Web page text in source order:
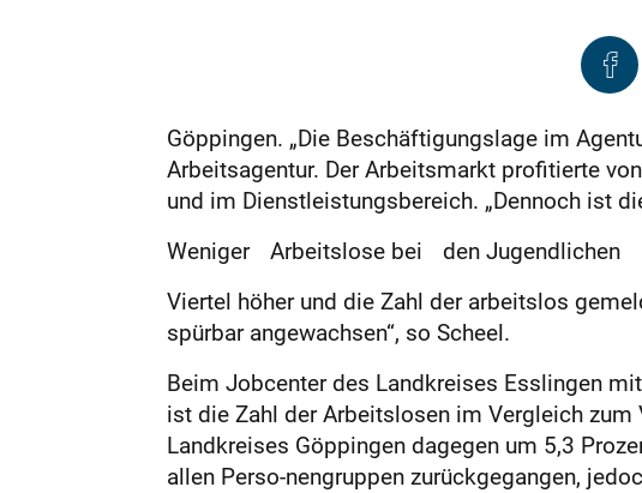
Göppingen. „Die Beschäftigungslage im
Arbeitsagentur. Der Arbeitsmarkt profitierte
und im Dienstleistungsbereich. „Dennoch ist
Weniger Arbeitslose bei den Jugendlichen
Viertel höher und die Zahl der arbeitslos
spürbar angewachsen“, so Scheel.
Beim Jobcenter des Landkreises Esslingen
ist die Zahl der Arbeitslosen im Vergleich
Landkreises Göppingen dagegen um 5,3
allen Perso-nengruppen zurückgegangen,